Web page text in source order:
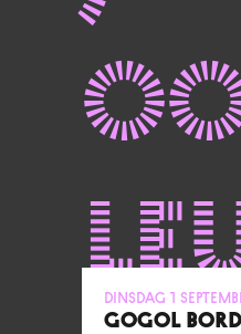
dinsdag 1
GOGOL